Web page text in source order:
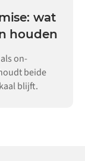
wat
houden
on-
beide
blijft.